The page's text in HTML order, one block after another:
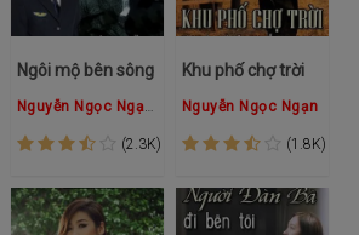
Hồng Đào
Ngôi mộ bên sông
Nguyễn Ngọc Ngạn Hồng Đào
(2.3K)
Khu phố chợ trời
Nguyễn Ngọc Ngạn
(1.8K)